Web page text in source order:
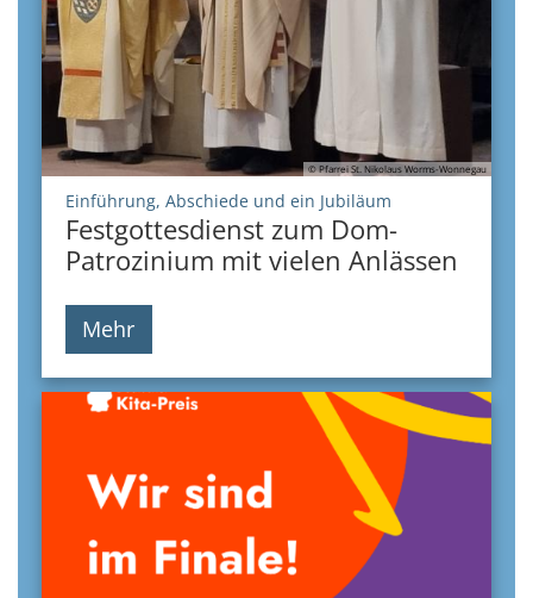
© Pfarrei St. Nikolaus Worms-Wonnegau
Einführung, Abschiede und ein Jubiläum
Festgottesdienst zum Dom-
Patrozinium mit vielen Anlässen
Mehr